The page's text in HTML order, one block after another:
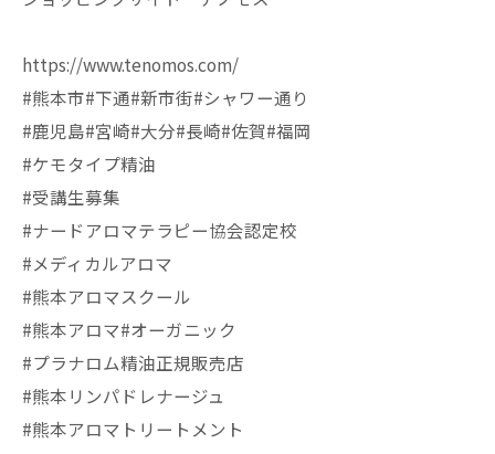
https://www.tenomos.com/
#熊本市#下通#新市街#シャワー通り
#鹿児島#宮崎#大分#長崎#佐賀#福岡
#ケモタイプ精油
#受講生募集
#ナードアロマテラピー協会認定校
#メディカルアロマ
#熊本アロマスクール
#熊本アロマ#オーガニック
#プラナロム精油正規販売店
#熊本リンパドレナージュ
#熊本アロマトリートメント